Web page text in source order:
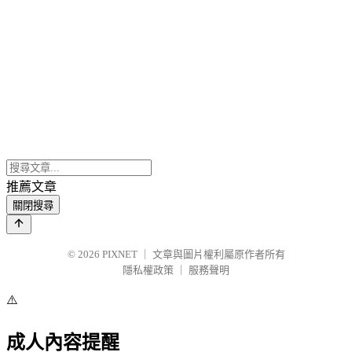
推薦文章
關閉搜尋
© 2026 PIXNET
文章與圖片權利屬原作者所有
隱私權政策
服務聲明
⚠️
成人內容提醒